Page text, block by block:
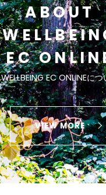
ABOUT
EC
WELLBEING EC ONLINEにつ
VIEW MORE